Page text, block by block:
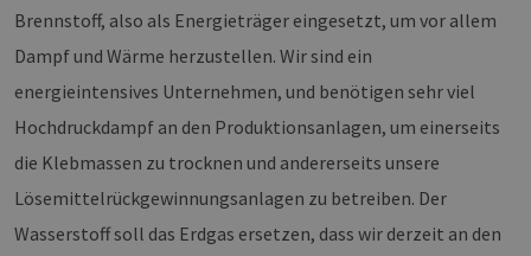
Brennstoff, also als Energieträger eingesetzt, um vor allem
Dampf und Wärme herzustellen. Wir sind ein
energieintensives Unternehmen, und benötigen sehr viel
Hochdruckdampf an den Produktionsanlagen, um einerseits
die Klebmassen zu trocknen und andererseits unsere
Lösemittelrückgewinnungsanlagen zu betreiben. Der
Wasserstoff soll das Erdgas ersetzen, dass wir derzeit an den